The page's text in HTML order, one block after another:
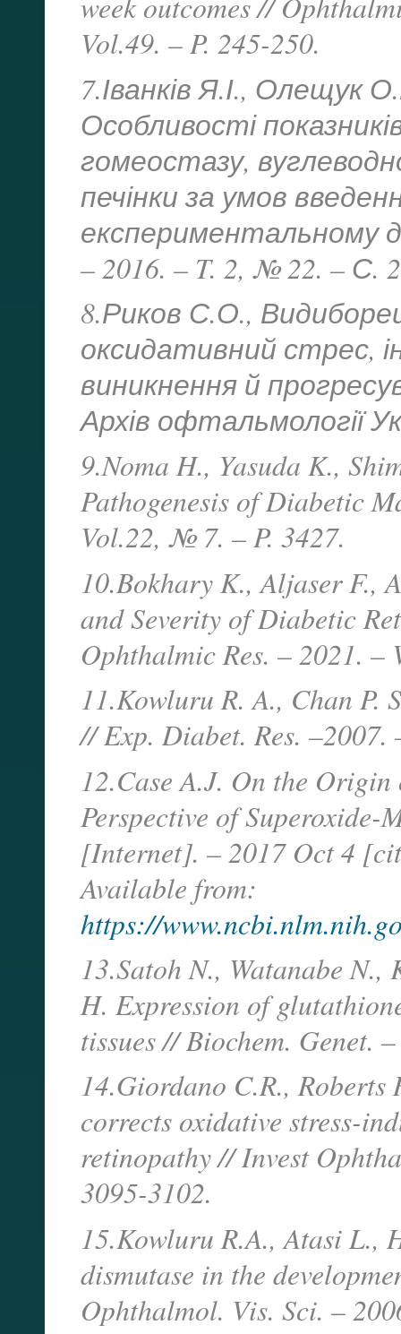
Vol.49. – P. 245-250.
7.Іванків Я.І.,
Особливості
гомеостазу,
печінки за умов
експериментальному
– 2016. – T. 2, № 22. – С.
8.Риков С.О.,
оксидативний стрес,
виникнення й
Архів офтальмології
9.Noma H., Yasuda K.,
Pathogenesis of Diabetic
Vol.22, № 7. – P. 3427.
10.Bokhary K., Aljaser F.,
and Severity of Diabetic
Ophthalmic Res. – 2021.
11.Kowluru R. A., Chan P.
// Exp. Diabet. Res. –2007.
12.Case A.J. On the
Perspective of
[Internet]. – 2017 Oct 4
Available from:
https://
13.Satoh N., Watanabe
H. Expression of
tissues // Biochem. Genet.
14.Giordano C.R., Roberts
corrects oxidative stress-
retinopathy // Invest
3095-3102.
15.Kowluru R.A., Atasi L.,
dismutase in the
Ophthalmol. Vis. Sci. –